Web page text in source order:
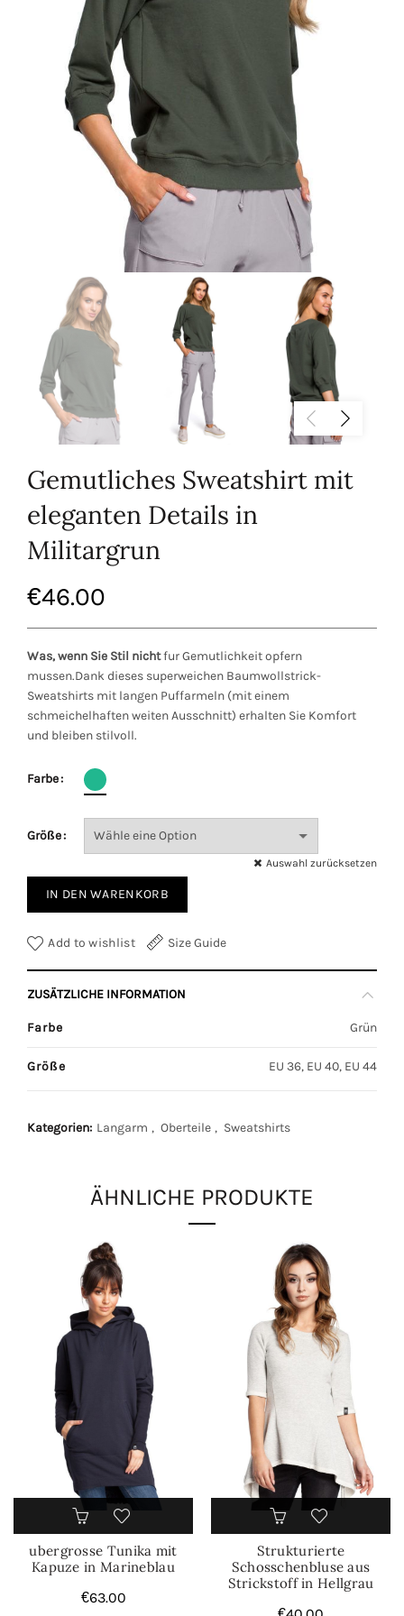
Gemutliches Sweatshirt mit
eleganten Details in
Militargrun
€46.00
Was, wenn Sie Stil nichtfur Gemutlichkeit opfern
mussen.Dank dieses superweichen Baumwollstrick-
Sweatshirts mit langen Puffarmeln (mit einem
schmeichelhaften weiten Ausschnitt) erhalten Sie Komfort
und bleiben stilvoll.
Farbe
Größe
Auswahl zurücksetzen
IN DEN WARENKORB
Add to wishlist Size Guide
ZUSÄTZLICHE INFORMATION
Farbe Grün
Größe EU 36, EU 40, EU 44
Kategorien: Langarm , Oberteile , Sweatshirts
ÄHNLICHE PRODUKTE
ubergrosse Tunika mit
Kapuze in Marineblau
€63.00
Strukturierte
Schosschenbluse aus
Strickstoff in Hellgrau